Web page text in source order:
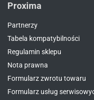
Proxima
Partnerzy
Tabela kompatybilności
Regulamin sklepu
Nota prawna
Formularz zwrotu towaru
Formularz usług